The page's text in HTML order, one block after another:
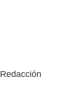
Redacción